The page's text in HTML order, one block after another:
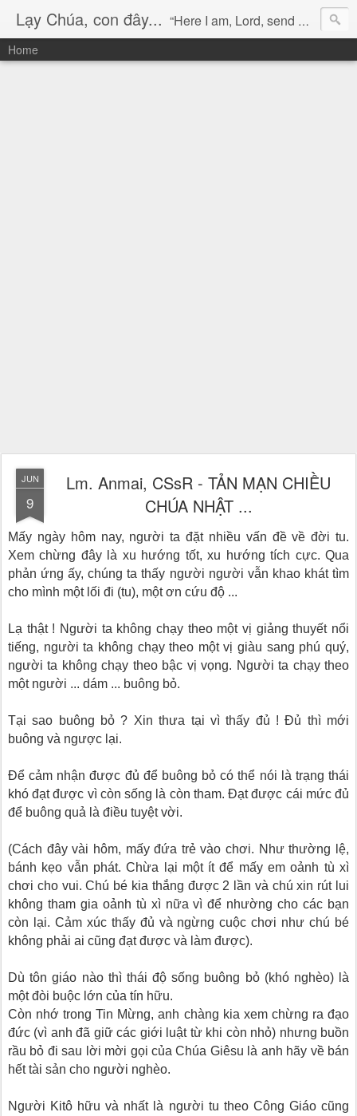
Lạy Chúa, con đây... “Here I am, Lord, send me!” (Isaiah 6:8)
Home
JUN
9
Lm. Anmai, CSsR - TẢN MẠN CHIỀU
CHÚA NHẬT ...
Mấy ngày hôm nay, người ta đặt nhiều vấn đề về đời tu.
Xem chừng đây là xu hướng tốt, xu hướng tích cực. Qua
phản ứng ấy, chúng ta thấy người người vẫn khao khát tìm
cho mình một lối đi (tu), một ơn cứu độ ...
Lạ thật ! Người ta không chạy theo một vị giảng thuyết nổi
tiếng, người ta không chạy theo một vị giàu sang phú quý,
người ta không chạy theo bậc vị vọng. Người ta chạy theo
một người ... dám ... buông bỏ.
Tại sao buông bỏ ? Xin thưa tại vì thấy đủ ! Đủ thì mới
buông và ngược lại.
Để cảm nhận được đủ để buông bỏ có thể nói là trạng thái
khó đạt được vì còn sống là còn tham. Đạt được cái mức đủ
để buông quả là điều tuyệt vời.
(Cách đây vài hôm, mấy đứa trẻ vào chơi. Như thường lệ,
bánh kẹo vẫn phát. Chừa lại một ít để mấy em oảnh tù xì
chơi cho vui. Chú bé kia thắng được 2 lần và chú xin rút lui
không tham gia oảnh tù xì nữa vì để nhường cho các bạn
còn lại. Cảm xúc thấy đủ và ngừng cuộc chơi như chú bé
không phải ai cũng đạt được và làm được).
Dù tôn giáo nào thì thái độ sống buông bỏ (khó nghèo) là
một đòi buộc lớn của tín hữu.
Còn nhớ trong Tin Mừng, anh chàng kia xem chừng ra đạo
đức (vì anh đã giữ các giới luật từ khi còn nhỏ) nhưng buồn
rầu bỏ đi sau lời mời gọi của Chúa Giêsu là anh hãy về bán
hết tài sản cho người nghèo.
Người Kitô hữu và nhất là người tu theo Công Giáo cũng